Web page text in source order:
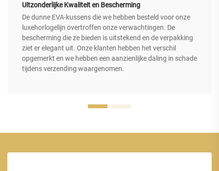
Uitzonderlijke Kwaliteit en Bescherming
De dunne EVA-kussens die we hebben besteld voor onze
luxehorlogelijn overtroffen onze verwachtingen. De
bescherming die ze bieden is uitstekend en de verpakking
ziet er elegant uit. Onze klanten hebben het verschil
opgemerkt en we hebben een aanzienlijke daling in schade
tijdens verzending waargenomen.